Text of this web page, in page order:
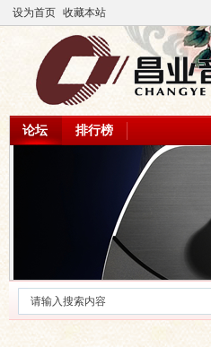
设为首页 收藏本站
论坛 排行榜